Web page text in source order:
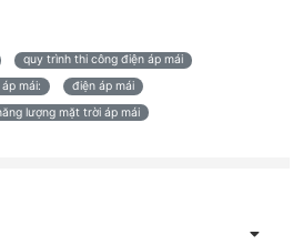
quy trình thi công điện áp mái
mái:
điện áp mái
lượng mặt trời áp mái